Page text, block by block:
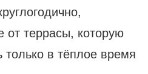
от террасы, которую
только в тёплое время